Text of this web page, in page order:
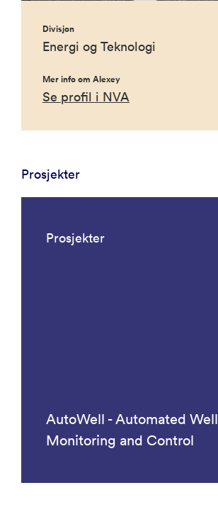
Divisjon
Energi og Teknologi
Mer info om Alexey
Se profil i NVA
Prosjekter
Prosjekter
AutoWell - Automated Well
Monitoring and Control